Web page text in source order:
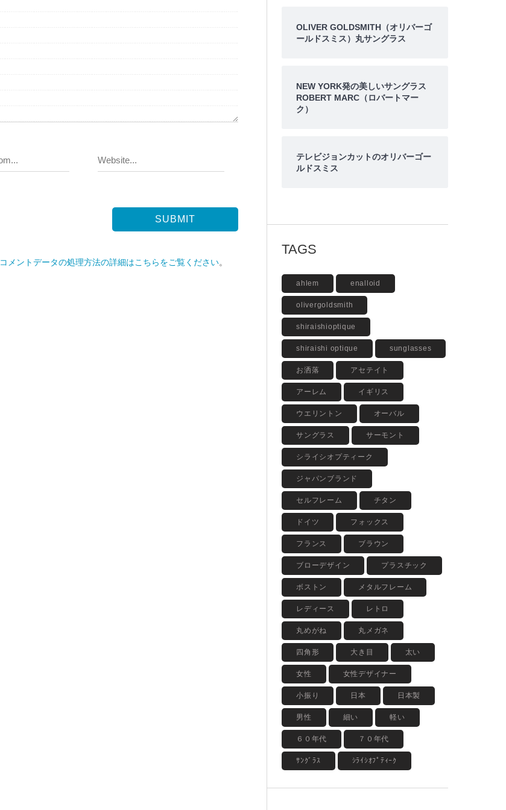
コメントデータの処理方法の詳細はこちらをご覧ください。
OLIVER GOLDSMITH（オリバーゴ
ールドスミス）丸サングラス
NEW YORK発の美しいサングラス
ROBERT MARC（ロバートマー
ク）
テレビジョンカットのオリバーゴー
ルドスミス
TAGS
ahlem enalloid
olivergoldsmith
shiraishioptique
shiraishi optique sunglasses
お洒落 アセテイト
アーレム イギリス
ウエリントン オーバル
サングラス サーモント
シライシオプティーク
ジャパンブランド
セルフレーム チタン
ドイツ フォックス
フランス ブラウン
ブローデザイン プラスチック
ボストン メタルフレーム
レディース レトロ
丸めがね 丸メガネ
四角形 大き目 太い
女性 女性デザイナー
小振り 日本 日本製
男性 細い 軽い
６０年代 ７０年代
ｻﾝｸﾞﾗｽ ｼﾗｲｼｵﾌﾟﾃｨｰｸ